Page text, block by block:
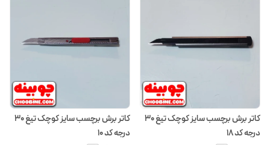
کاتر برش برچسب سایز کوچک تیغ ۳۰
درجه کد ۱۸
کاتر برش برچسب سایز کوچک تیغ ۳۰
درجه کد ۱۰